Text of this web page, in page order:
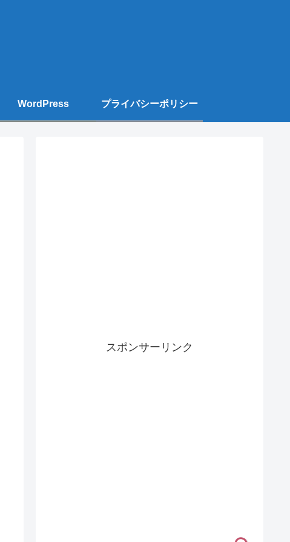
WordPress プライバシーポリシー
スポンサーリンク